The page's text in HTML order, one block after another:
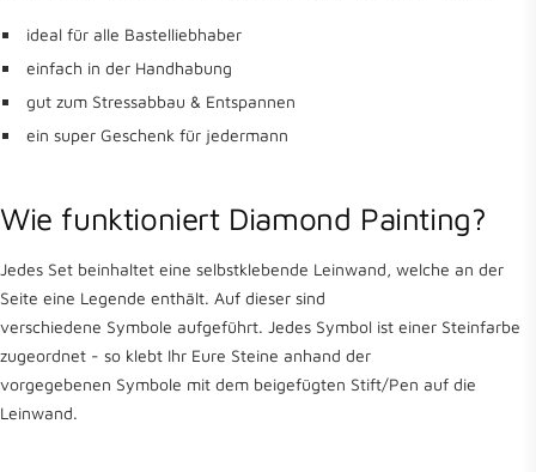
ideal für alle Bastelliebhaber
einfach in der Handhabung
gut zum Stressabbau & Entspannen
ein super Geschenk für jedermann
Wie funktioniert Diamond Painting?
Jedes Set beinhaltet eine selbstklebende Leinwand, welche an der
Seite eine Legende enthält. Auf dieser sind
verschiedene Symbole aufgeführt. Jedes Symbol ist einer Steinfarbe
zugeordnet - so klebt Ihr Eure Steine anhand der
vorgegebenen Symbole mit dem beigefügten Stift/Pen auf die
Leinwand.